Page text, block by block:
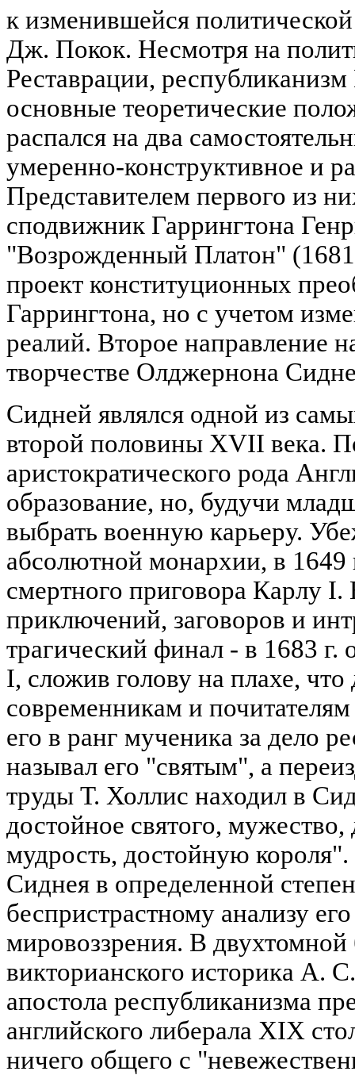
к изменившейся
Дж. Покок. Несмотря на
Реставрации,
основные теоретические
распался на два
умеренно-конструктивное и
Представителем первого из
сподвижник Гаррингтона
"Возрожденный Платон" (1681
проект конституционных
Гаррингтона, но с учетом
реалий. Второе направление
творчестве Олджернона
Сидней являлся одной из
второй половины XVII века.
аристократического рода
образование, но, будучи
выбрать военную карьеру.
абсолютной монархии, в 1649
смертного приговора Карлу
приключений, заговоров и
трагический финал - в 1683 г.
I, сложив голову на плахе, что
современникам и
его в ранг мученика за дело
называл его "святым", а
труды Т. Холлис находил в
достойное святого, мужество,
мудрость, достойную
Сиднея в определенной
беспристрастному анализу
мировоззрения. В
викторианского историка А.
апостола республиканизма
английского либерала XIX
ничего общего с